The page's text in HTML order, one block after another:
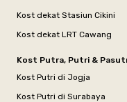
Kost dekat Stasiun Cikini
Kost dekat LRT Cawang
Kost Putra, Putri &
Kost Putri di Jogja
Kost Putri di Surabaya